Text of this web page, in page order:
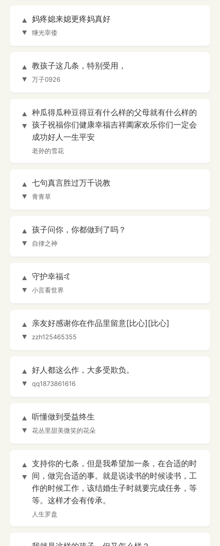
▲
▼
妈疼媳来媳更疼妈真好
继光宰倭
▲
▼
教孩子这几条，特别受用，
万子0926
▲
▼
种瓜得瓜种豆得豆有什么样的父母就有什么样的
孩子祝福你们健康幸福吉祥阖家欢乐你们一定会
成功好人一生平安
老孙的雪花
▲
▼
七句真言胜过万千说教
青青草
▲
▼
孩子问你，你都做到了吗？
自律之神
▲
▼
守护幸福🤙
小言看世界
▲
▼
亲友好感谢你在作品里留意[比心][比心]
zzh125465355
▲
▼
好人都这么作，大多受欺负。
qq1873861616
▲
▼
听懂做到受益终生
花丛里甜美微笑的花朵
▲
▼
支持你的七条，但是我希望加一条，在合适的时
间，做完合适的事。就是说读书的时候读书，工
作的时候工作，该结婚生子时就要完成任务，等
等。这样才会有传承。
人生罗盘